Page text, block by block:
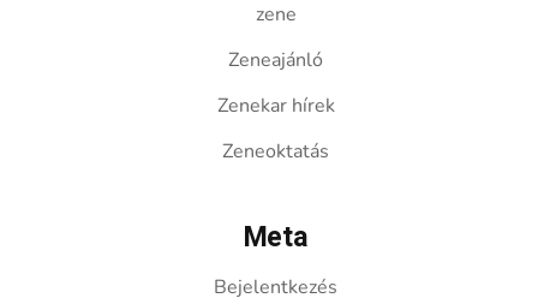
zene
Zeneajánló
Zenekar hírek
Zeneoktatás
Meta
Bejelentkezés